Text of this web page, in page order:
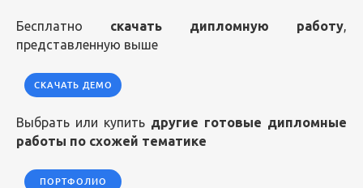
Бесплатно скачать дипломную работу,
представленную выше
СКАЧАТЬ ДЕМО
Выбрать или купить другие готовые дипломные
работы по схожей тематике
ПОРТФОЛИО